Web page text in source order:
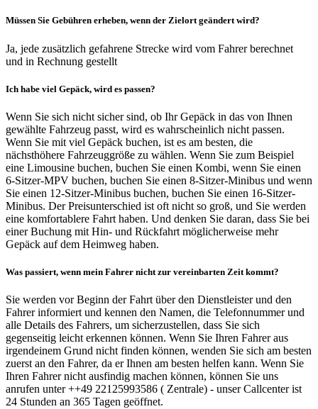
Müssen Sie Gebühren erheben, wenn der Zielort geändert wird?
Ja, jede zusätzlich gefahrene Strecke wird vom Fahrer berechnet
und in Rechnung gestellt
Ich habe viel Gepäck, wird es passen?
Wenn Sie sich nicht sicher sind, ob Ihr Gepäck in das von Ihnen
gewählte Fahrzeug passt, wird es wahrscheinlich nicht passen.
Wenn Sie mit viel Gepäck buchen, ist es am besten, die
nächsthöhere Fahrzeuggröße zu wählen. Wenn Sie zum Beispiel
eine Limousine buchen, buchen Sie einen Kombi, wenn Sie einen
6-Sitzer-MPV buchen, buchen Sie einen 8-Sitzer-Minibus und wenn
Sie einen 12-Sitzer-Minibus buchen, buchen Sie einen 16-Sitzer-
Minibus. Der Preisunterschied ist oft nicht so groß, und Sie werden
eine komfortablere Fahrt haben. Und denken Sie daran, dass Sie bei
einer Buchung mit Hin- und Rückfahrt möglicherweise mehr
Gepäck auf dem Heimweg haben.
Was passiert, wenn mein Fahrer nicht zur vereinbarten Zeit kommt?
Sie werden vor Beginn der Fahrt über den Dienstleister und den
Fahrer informiert und kennen den Namen, die Telefonnummer und
alle Details des Fahrers, um sicherzustellen, dass Sie sich
gegenseitig leicht erkennen können. Wenn Sie Ihren Fahrer aus
irgendeinem Grund nicht finden können, wenden Sie sich am besten
zuerst an den Fahrer, da er Ihnen am besten helfen kann. Wenn Sie
Ihren Fahrer nicht ausfindig machen können, können Sie uns
anrufen unter ++49 22125993586 ( Zentrale) - unser Callcenter ist
24 Stunden an 365 Tagen geöffnet.